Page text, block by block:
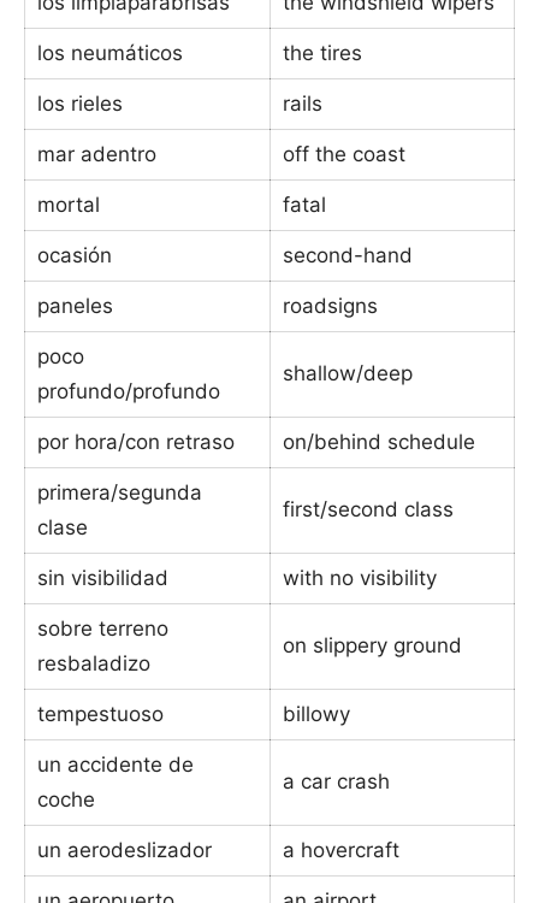
los neumáticos the tires
los rieles rails
mar adentro off the coast
mortal fatal
ocasión second-hand
paneles roadsigns
poco
profundo/profundo
shallow/deep
por hora/con retraso on/behind schedule
primera/segunda
clase
first/second class
sin visibilidad with no visibility
sobre terreno
resbaladizo
on slippery ground
tempestuoso billowy
un accidente de
coche
a car crash
un aerodeslizador a hovercraft